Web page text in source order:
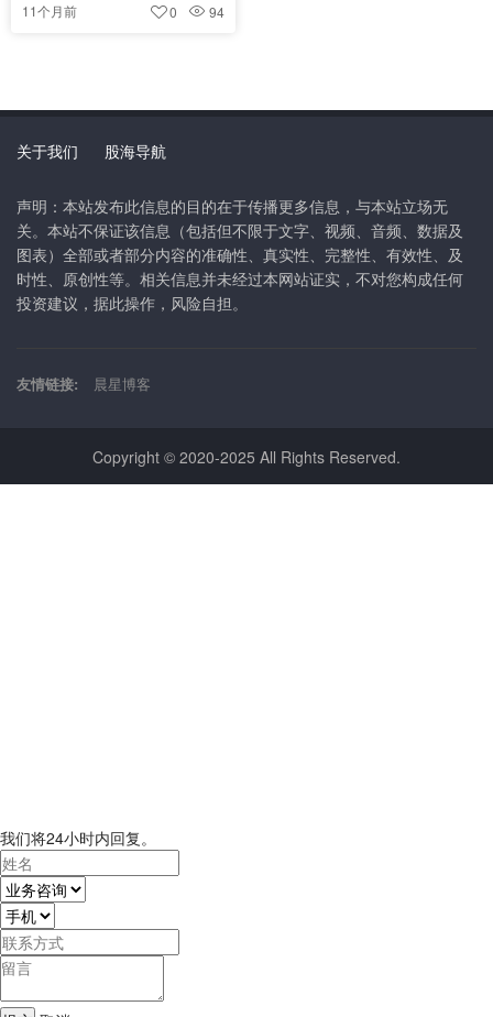
11个月前 94
0
关于我们 股海导航
声明：本站发布此信息的目的在于传播更多信息，与本站立场无
关。本站不保证该信息（包括但不限于文字、视频、音频、数据及
图表）全部或者部分内容的准确性、真实性、完整性、有效性、及
时性、原创性等。相关信息并未经过本网站证实，不对您构成任何
投资建议，据此操作，风险自担。
友情链接: 晨星博客
Copyright © 2020-2025 All Rights Reserved.
我们将24小时内回复。